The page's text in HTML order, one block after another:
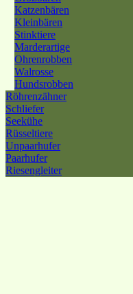
Katzenbären
Kleinbären
Stinktiere
Marderartige
Ohrenrobben
Walrosse
Hundsrobben
Röhrenzähner
Schliefer
Seekühe
Rüsseltiere
Unpaarhufer
Paarhufer
Riesengleiter